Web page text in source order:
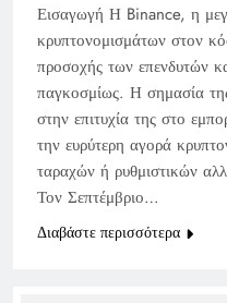
Εισαγωγή Η Binance, η
κρυπτονομισμάτων στον
προσοχής των επενδυτών
παγκοσμίως. Η σημασία
στην επιτυχία της στο
την ευρύτερη αγορά
ταραχών ή ρυθμιστικών
Τον Σεπτέμβριο…
Διαβάστε περισσότερα